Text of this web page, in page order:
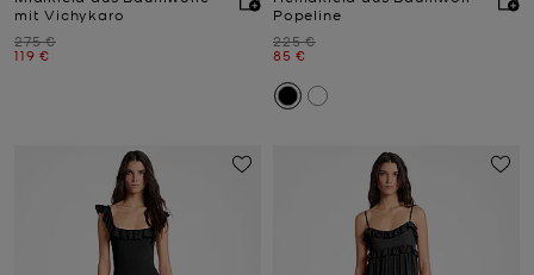
mit Vichykaro
Zuvor
275 €
Jetzt
119 €
Popeline
Zuvor
225 €
Jetzt
85 €